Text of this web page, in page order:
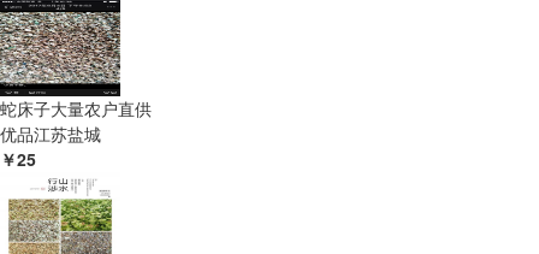
蛇床子大量农户直供
优品江苏盐城
￥25